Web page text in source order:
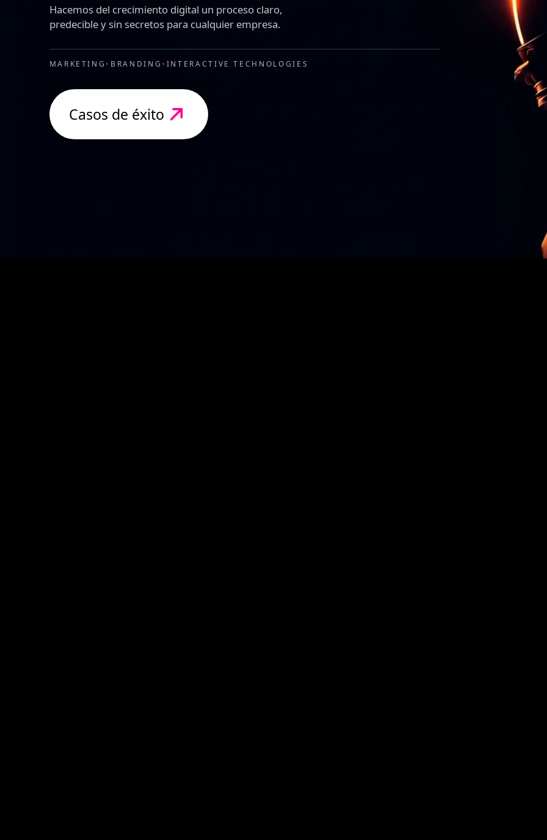
Hacemos del crecimiento digital un proceso claro,
predecible y sin secretos para cualquier empresa.
MARKETING • BRANDING • INTERACTIVE TECHNOLOGIES
Casos de éxito